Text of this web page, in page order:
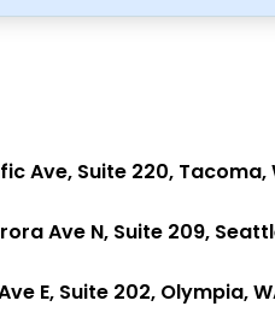
Ave, Suite 220, Tacoma,
Ave N, Suite 209,
E, Suite 202, Olympia,